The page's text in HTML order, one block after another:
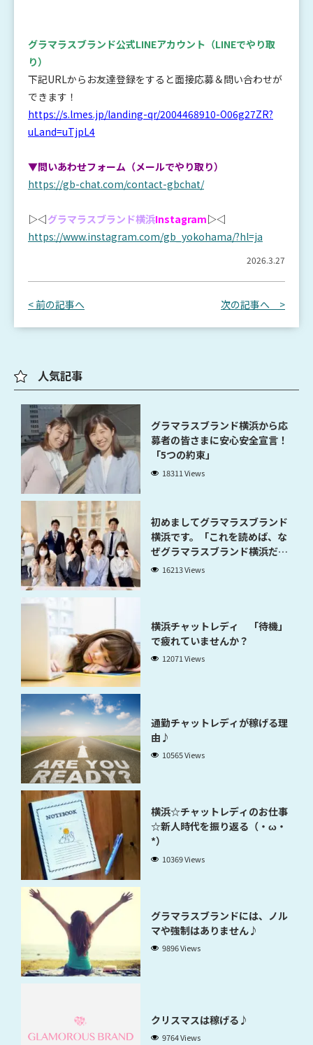
グラマラスブランド公式LINEアカウント （LINEでやり取
り）
下記URLからお友達登録をすると面接応募＆問い合わせが
できます！
https://s.lmes.jp/landing-qr/2004468910-O06g27ZR?
uLand=uTjpL4
▼問いあわせフォーム（メールでやり取り）
https://gb-chat.com/contact-gbchat/
▷◁グラマラスブランド横浜Instagram▷◁
https://www.instagram.com/gb_yokohama/?hl=ja
2026.3.27
< 前の記事へ 次の記事へ >
人気記事
グラマラスブランド横浜から応
募者の皆さまに安心安全宣言！
「5つの約束」
18311 Views
初めましてグラマラスブランド
横浜です。「これを読めば、な
ぜグラマラスブランド横浜だと
稼げるのかが分かります」
16213 Views
横浜チャットレディ 「待機」
で疲れていませんか？
12071 Views
通勤チャットレディが稼げる理
由♪
10565 Views
横浜☆チャットレディのお仕事
☆新人時代を振り返る（・ω・
*）
10369 Views
グラマラスブランドには、ノル
マや強制はありません♪
9896 Views
クリスマスは稼げる♪
9764 Views